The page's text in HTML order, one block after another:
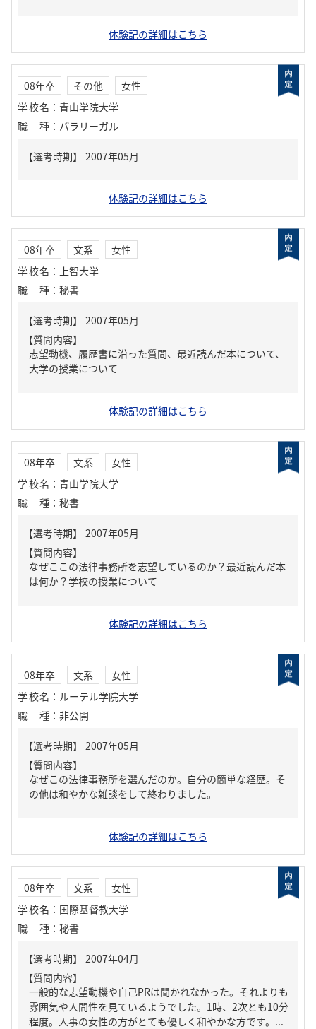
体験記の詳細はこちら
08年卒 その他
女性
学校名 ： 青山学院大学
職種 ： パラリーガル
体験記の詳細はこちら
08年卒 文系
女性
学校名 ： 上智大学
職種 ： 秘書
【質問内容】
志望動機、履歴書に沿った質問、最近読んだ本について、
大学の授業について
体験記の詳細はこちら
08年卒 文系
女性
学校名 ： 青山学院大学
職種 ： 秘書
【質問内容】
なぜここの法律事務所を志望しているのか？最近読んだ本
は何か？学校の授業について
体験記の詳細はこちら
08年卒 文系
女性
学校名 ： ルーテル学院大学
職種 ： 非公開
【質問内容】
なぜこの法律事務所を選んだのか。自分の簡単な経歴。そ
の他は和やかな雑談をして終わりました。
体験記の詳細はこちら
08年卒 文系
女性
学校名 ： 国際基督教大学
職種 ： 秘書
【質問内容】
一般的な志望動機や自己PRは聞かれなかった。それよりも
雰囲気や人間性を見ているようでした。1時、2次とも10分
程度。人事の女性の方がとても優しく和やかな方です。...